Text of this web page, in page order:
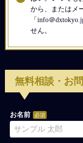
から、またはメ
「info＠
せん。
無料相談・お
お名前